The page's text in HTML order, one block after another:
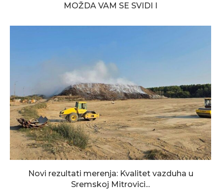
MOŽDA VAM SE SVIDI I
Novi rezultati merenja: Kvalitet vazduha u
Sremskoj Mitrovici...